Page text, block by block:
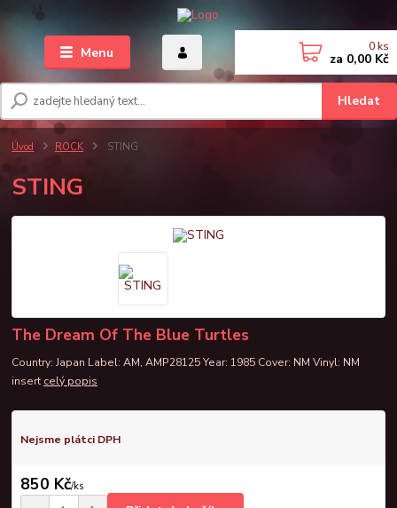
Menu
Hledat
0 ks
za 0,00 Kč
Úvod ROCK STING
STING
The Dream Of The Blue Turtles
Country: Japan Label: AM, AMP28125 Year: 1985 Cover: NM Vinyl: NM
insert celý popis
Nejsme plátci DPH
850 Kč/ks